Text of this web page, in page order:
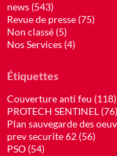
news (543)
Revue de presse (75)
Non classé (5)
Nos Services (4)
Étiquettes
Couverture anti feu (118)
PROTECH SENTINEL (76)
Plan sauvegarde des
prev securite 62 (56)
PSO (54)